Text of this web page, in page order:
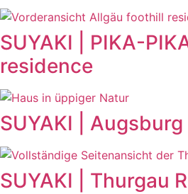
SUYAKI | PIKA-
residence
SUYAKI |
SUYAKI | Thurgau